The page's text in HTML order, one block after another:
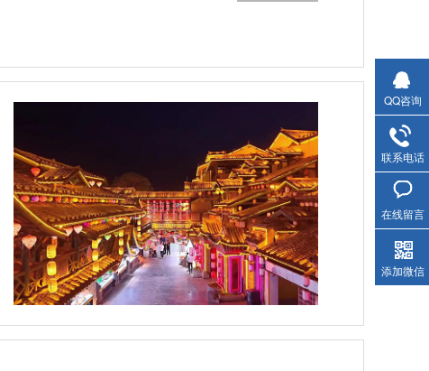
QQ咨询
联系电话
在线留言
添加微信